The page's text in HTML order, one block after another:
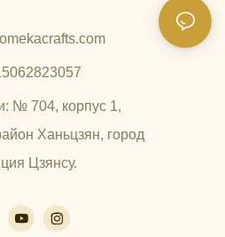
№ 704, корпус 1,
Ханьцзян, город
Цзянсу.